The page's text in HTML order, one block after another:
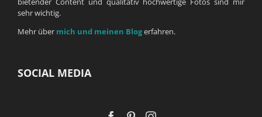
sehr wichtig.
Mehr über mich und meinen Blogerfahren.
SOCIAL MEDIA